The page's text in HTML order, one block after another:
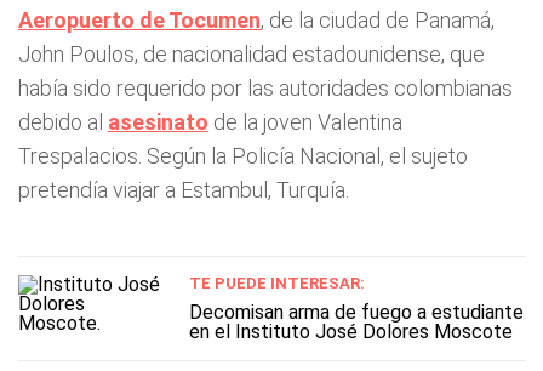
Aeropuerto de Tocumen, de la ciudad de Panamá,
John Poulos, de nacionalidad estadounidense, que
había sido requerido por las autoridades colombianas
debido al asesinato de la joven Valentina
Trespalacios. Según la Policía Nacional, el sujeto
pretendía viajar a Estambul, Turquía.
TE PUEDE INTERESAR:
Decomisan arma de fuego a estudiante
en el Instituto José Dolores Moscote